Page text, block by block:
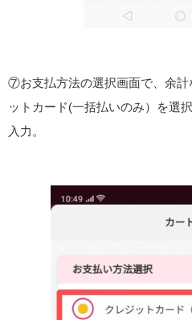
⑦お支払方法の選択画面で、余計
ットカード(一括払いのみ）を選
入力。